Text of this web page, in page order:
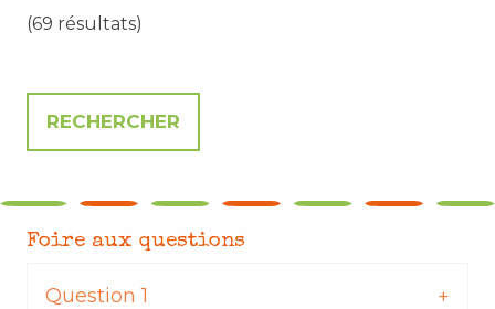
(69 résultats)
Foire aux questions
Question 1